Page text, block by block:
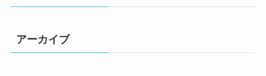
アーカイブ